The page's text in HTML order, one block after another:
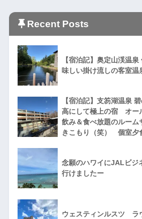
Recent Posts
【宿泊記】奥定山渓温
味しい掛け流しの客室温
【宿泊記】支笏湖温泉
高にして極上の宿 オー
飲み＆食べ放題のルーム
きこもり（笑） 個室夕
念願のハワイにJALビジ
行けましたー
ウェスティンルスツ